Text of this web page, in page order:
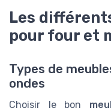
Les
pour four et
Types de
ondes
Choisir le bon